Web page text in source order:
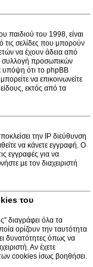
παιδιού του 1998, είναι
τις σελίδες που μπορούν
να έχουν άδεια από
συλλογή προσωπικών
ότι το phpBB
να επικοινωνείτε
εκτός από τα
την IP διεύθυνση
να κάνετε εγγραφή. Ο
εγγραφές για να
με τον διαχειριστή
του
διαγράφει όλα τα
ορίζουν την ταυτότητα
δυνατότητες όπως να
Αν έχετε
cookies ίσως βοηθήσει.